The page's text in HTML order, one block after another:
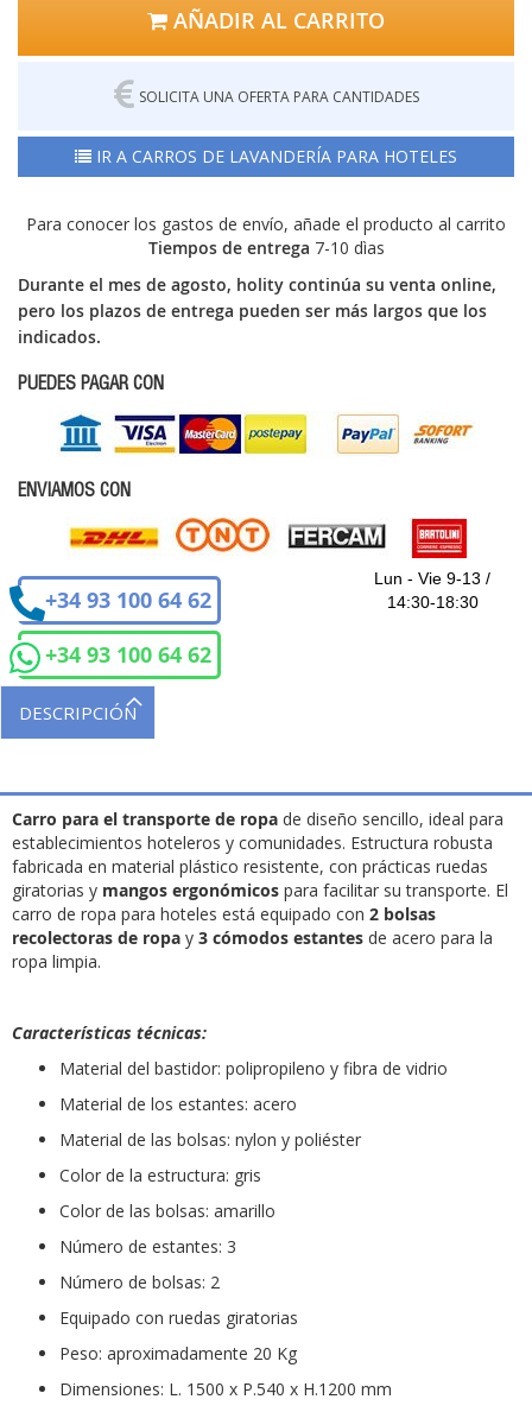
AÑADIR AL CARRITO
SOLICITA UNA OFERTA PARA CANTIDADES
IR A CARROS DE LAVANDERÍA PARA HOTELES
Para conocer los gastos de envío, añade el producto al carrito
Tiempos de entrega 7-10 dìas
Durante el mes de agosto, holity continúa su venta online,
pero los plazos de entrega pueden ser más largos que los
indicados.
PUEDES PAGAR CON
ENVIAMOS CON
+34 93 100 64 62
+34 93 100 64 62
Lun - Vie 9-13 /
14:30-18:30
DESCRIPCIÓN
Carro para el transporte de ropa de diseño sencillo, ideal para
establecimientos hoteleros y comunidades. Estructura robusta
fabricada en material plástico resistente, con prácticas ruedas
giratorias y mangos ergonómicos para facilitar su transporte. El
carro de ropa para hoteles está equipado con 2 bolsas
recolectoras de ropa y 3 cómodos estantes de acero para la
ropa limpia.
Características técnicas:
Material del bastidor: polipropileno y fibra de vidrio
Material de los estantes: acero
Material de las bolsas: nylon y poliéster
Color de la estructura: gris
Color de las bolsas: amarillo
Número de estantes: 3
Número de bolsas: 2
Equipado con ruedas giratorias
Peso: aproximadamente 20 Kg
Dimensiones: L. 1500 x P.540 x H.1200 mm